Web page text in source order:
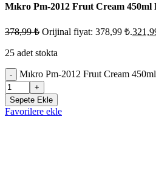
Mıkro Pm-2012 Fruıt Cream
378,99₺ Orijinal fiyat: 378,99 ₺.
25 adet stokta
- Mıkro Pm-2012 Fruıt Cream
+
Sepete Ekle
Favorilere ekle